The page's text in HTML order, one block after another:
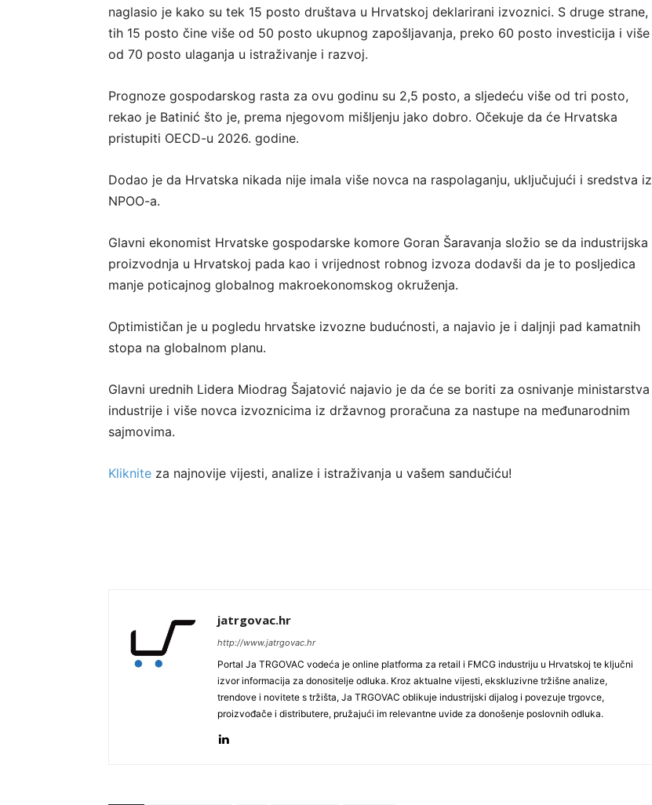
naglasio je kako su tek 15 posto društava u Hrvatskoj deklarirani izvoznici. S druge strane,
tih 15 posto čine više od 50 posto ukupnog zapošljavanja, preko 60 posto investicija i više
od 70 posto ulaganja u istraživanje i razvoj.
Prognoze gospodarskog rasta za ovu godinu su 2,5 posto, a sljedeću više od tri posto,
rekao je Batinić što je, prema njegovom mišljenju jako dobro. Očekuje da će Hrvatska
pristupiti OECD-u 2026. godine.
Dodao je da Hrvatska nikada nije imala više novca na raspolaganju, uključujući i sredstva iz
NPOO-a.
Glavni ekonomist Hrvatske gospodarske komore Goran Šaravanja složio se da industrijska
proizvodnja u Hrvatskoj pada kao i vrijednost robnog izvoza dodavši da je to posljedica
manje poticajnog globalnog makroekonomskog okruženja.
Optimističan je u pogledu hrvatske izvozne budućnosti, a najavio je i daljnji pad kamatnih
stopa na globalnom planu.
Glavni urednih Lidera Miodrag Šajatović najavio je da će se boriti za osnivanje ministarstva
industrije i više novca izvoznicima iz državnog proračuna za nastupe na međunarodnim
sajmovima.
Kliknite za najnovije vijesti, analize i istraživanja u vašem sandučiću!
jatrgovac.hr
http://www.jatrgovac.hr
Portal Ja TRGOVAC vodeća je online platforma za retail i FMCG industriju u Hrvatskoj te ključni
izvor informacija za donositelje odluka. Kroz aktualne vijesti, ekskluzivne tržišne analize,
trendove i novitete s tržišta, Ja TRGOVAC oblikuje industrijski dijalog i povezuje trgovce,
proizvođače i distributere, pružajući im relevantne uvide za donošenje poslovnih odluka.